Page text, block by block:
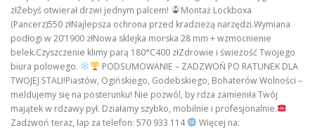
złŻebyś otwierał drzwi jednym palcem!
Montaż Lockboxa
(Pancerz)550 złNajlepsza ochrona przed kradzieżą narzędzi.Wymiana
podłogi w 20’1900 złNowa sklejka morska 28 mm + wzmocnienie
belek.Czyszczenie klimy parą 180°C400 złZdrowie i świeżość Twojego
biura polowego.
PODSUMOWANIE – ZADZWOŃ PO RATUNEK DLA
TWOJEJ STALI!Piastów, Ogińskiego, Godebskiego, Bohaterów Wolności –
meldujemy się na posterunku! Nie pozwól, by rdza zamieniła Twój
majątek w rdzawy pył. Działamy szybko, mobilnie i profesjonalnie.
Zadzwoń teraz, łap za telefon: 570 933 114
Więcej na: